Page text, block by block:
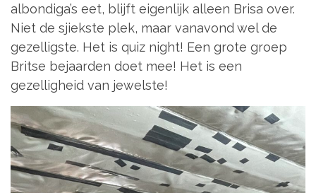
albondiga’s eet, blijft eigenlijk alleen Brisa over.
Niet de sjiekste plek, maar vanavond wel de
gezelligste. Het is quiz night! Een grote groep
Britse bejaarden doet mee! Het is een
gezelligheid van jewelste!